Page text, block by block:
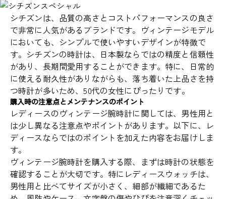
シチズンは、品質の高さとコストパフォーマンスの良さ
で非常に人気があるブランドです。ヴィンテージモデル
においても、シンプルで使いやすいデザインが特徴で
す。シチズンの時計は、日本製ならではの精度と信頼性
があり、長期間愛用することができます。特に、日常的
に使える耐久性がありながらも、落ち着いた上品さを持
つ時計が多いため、50代の女性にぴったりです。
購入時の注意点とメンテナンスのポイント
レディースのヴィンテージ腕時計に関しては、男性用と
は少し異なる注意点やポイントがあります。以下に、レ
ディースならではのポイントを加えた内容をお届けしま
す。
ヴィンテージ腕時計を購入する際、まずは時計の状態を
確認することが大切です。特にレディースウォッチは、
男性用と比べてサイズが小さく、細部が繊細であるた